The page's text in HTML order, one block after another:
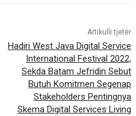
Artikulli tjetër
Hadiri West Java Digital Service
International Festival 2022,
Sekda Batam Jefridin Sebut
Butuh Komitmen Segenap
Stakeholders Pentingnya
Skema Digital Services Living